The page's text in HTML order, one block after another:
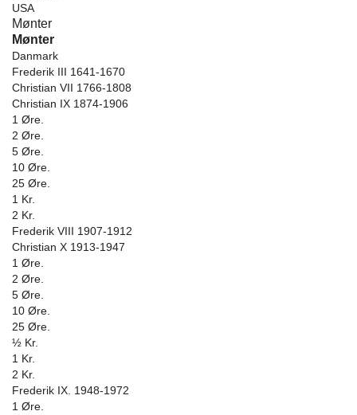
USA
Mønter
Mønter
Danmark
Frederik III 1641-1670
Christian VII 1766-1808
Christian IX 1874-1906
1 Øre.
2 Øre.
5 Øre.
10 Øre.
25 Øre.
1 Kr.
2 Kr.
Frederik VIII 1907-1912
Christian X 1913-1947
1 Øre.
2 Øre.
5 Øre.
10 Øre.
25 Øre.
½ Kr.
1 Kr.
2 Kr.
Frederik IX. 1948-1972
1 Øre.